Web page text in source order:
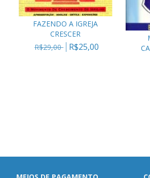
FAZENDO A IGREJA
CRESCER
R$29,00
R$25,00